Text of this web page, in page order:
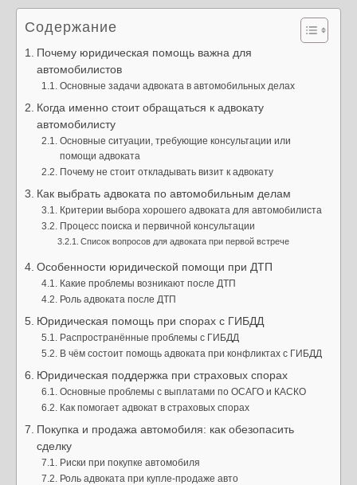
Содержание
Почему юридическая помощь важна для
автомобилистов
Основные задачи адвоката в автомобильных делах
Когда именно стоит обращаться к адвокату
автомобилисту
Основные ситуации, требующие консультации или
помощи адвоката
Почему не стоит откладывать визит к адвокату
Как выбрать адвоката по автомобильным делам
Критерии выбора хорошего адвоката для автомобилиста
Процесс поиска и первичной консультации
Список вопросов для адвоката при первой встрече
Особенности юридической помощи при ДТП
Какие проблемы возникают после ДТП
Роль адвоката после ДТП
Юридическая помощь при спорах с ГИБДД
Распространённые проблемы с ГИБДД
В чём состоит помощь адвоката при конфликтах с ГИБДД
Юридическая поддержка при страховых спорах
Основные проблемы с выплатами по ОСАГО и КАСКО
Как помогает адвокат в страховых спорах
Покупка и продажа автомобиля: как обезопасить
сделку
Риски при покупке автомобиля
Роль адвоката при купле-продаже авто